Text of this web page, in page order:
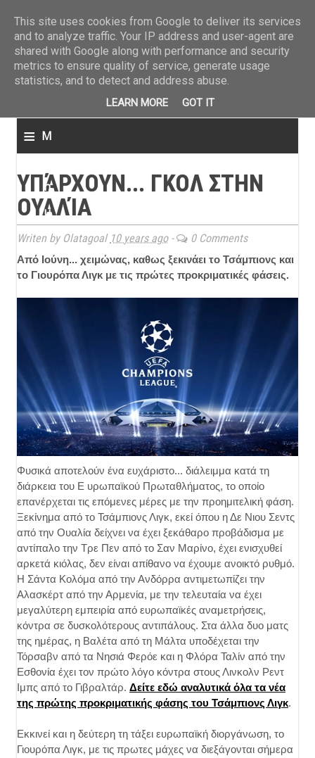
≡ M
n
u
ΥΠΆΡΧΟΥΝ... ΓΚΟΛ ΣΤΗΝ
ΟΥΑΛΊΑ
Writen by Olatagoal 10 years ago- 0 Comments
Από Ιούνη... χειμώνας, καθως ξεκινάει το Τσάμπιονς και
το Γιουρόπα Λιγκ με τις πρώτες προκριματικές φάσεις.
Φυσικά αποτελούν ένα ευχάριστο... διάλειμμα κατά τη
διάρκεια του Ε υρωπαϊκού Πρωταθλήματος, το οποίο
επανέρχεται τις επόμενες μέρες με την προημιτελική φάση.
Ξεκίνημα από το Τσάμπιονς Λιγκ, εκεί όπου η Δε Νιου Σεντς
από την Ουαλία δείχνει να έχει ξεκάθαρο προβάδισμα με
αντίπαλο την Τρε Πεν από το Σαν Μαρίνο, έχει ενισχυθεί
αρκετά κιόλας, δεν είναι απίθανο να έχουμε ανοικτό ρυθμό.
Η Σάντα Κολόμα από την Ανδόρρα αντιμετωπίζει την
Αλασκέρτ από την Αρμενία, με την τελευταία να έχει
μεγαλύτερη εμπειρία από ευρωπαϊκές αναμετρήσεις,
κόντρα σε δυσκολότερους αντιπάλους. Στα άλλα δυο ματς
της ημέρας, η Βαλέτα από τη Μάλτα υποδέχεται την
Τόρσαβν από τα Νησιά Φερόε και η Φλόρα Ταλίν από την
Εσθονία έχει τον πρώτο λόγο κόντρα στους Λινκολν Ρεντ
Ιμπς από το Γιβραλτάρ. Δείτε εδώ αναλυτικά όλα τα νέα
της πρώτης προκριματικής φάσης του Τσάμπιονς Λιγκ.
Εκκινεί και η δεύτερη τη τάξει ευρωπαϊκή διοργάνωση, το
Γιουρόπα Λιγκ, με τις πρωτες μάχες να διεξάγονται σήμερα
This site uses cookies from Google to deliver its services
and to analyze traffic. Your IP address and user-agent are
shared with Google along with performance and security
metrics to ensure quality of service, generate usage
statistics, and to detect and address abuse.
LEARN MORE GOT IT